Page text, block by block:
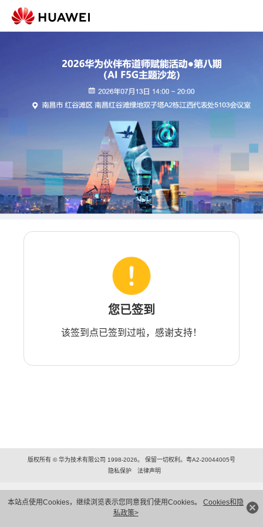
本站点使用Cookies，继续浏览表示您同意我们使用Cookies。 Cookies和隐
私政策>
您已签到
该签到点已签到过啦，感谢支持！
版权所有 © 华为技术有限公司 1998-2026。 保留一切权利。粤A2-20044005号
隐私保护
法律声明